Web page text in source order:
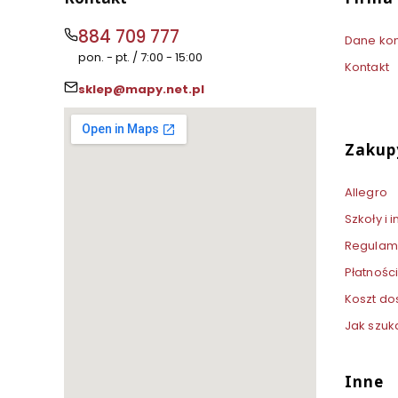
884 709 777
pon. - pt. / 7:00 - 15:00
sklep@mapy.net.pl
Dane
Kontakt
Allegro
Szkoły i
Płatności
Koszt
Jak
Inne